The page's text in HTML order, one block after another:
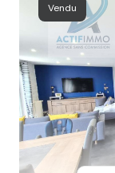
biens
vendus
contact
Vendu